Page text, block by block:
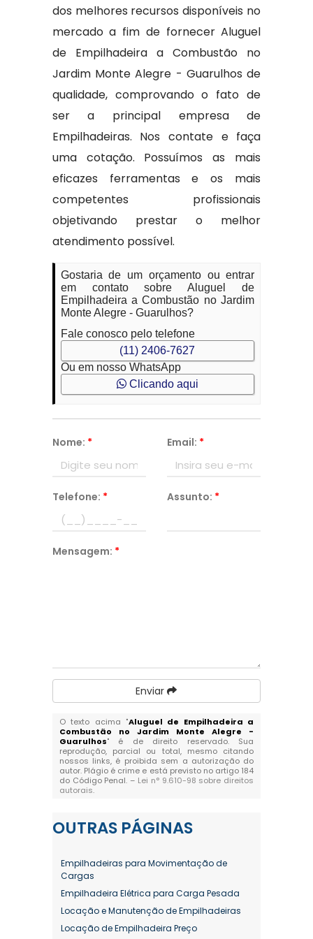
dos melhores recursos disponíveis no
mercado a fim de fornecer Aluguel
de Empilhadeira a Combustão no
Jardim Monte Alegre - Guarulhos de
qualidade, comprovando o fato de
ser a principal empresa de
Empilhadeiras. Nos contate e faça
uma cotação. Possuímos as mais
eficazes ferramentas e os mais
competentes profissionais
objetivando prestar o melhor
atendimento possível.
Gostaria de um orçamento ou entrar
em contato sobre Aluguel de
Empilhadeira a Combustão no Jardim
Monte Alegre - Guarulhos?
Fale conosco pelo telefone
(11) 2406-7627
Ou em nosso WhatsApp
Clicando aqui
Nome: * Email: *
Telefone: * Assunto: *
Mensagem: *
Enviar
O texto acima "Aluguel de Empilhadeira a
Combustão no Jardim Monte Alegre -
Guarulhos" é de direito reservado. Sua
reprodução, parcial ou total, mesmo citando
nossos links, é proibida sem a autorização do
autor. Plágio é crime e está previsto no artigo 184
do Código Penal. – Lei n° 9.610-98 sobre direitos
autorais.
OUTRAS PÁGINAS
Empilhadeiras para Movimentação de
Cargas
Empilhadeira Elétrica para Carga Pesada
Locação e Manutenção de Empilhadeiras
Locação de Empilhadeira Preço